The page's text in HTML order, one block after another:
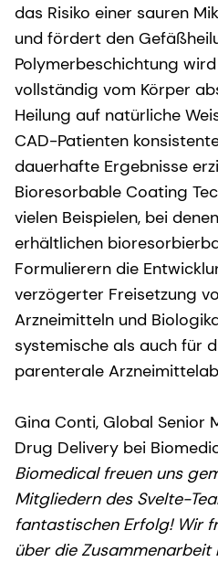
das Risiko einer sauren
und fördert den
Polymerbeschichtung
vollständig vom Körper
Heilung auf natürliche
CAD-Patienten
dauerhafte Ergebnisse
Bioresorbable Coating
vielen Beispielen, bei
erhältlichen
Formulierern die
verzögerter Freisetzung
Arzneimitteln und
systemische als auch für
parenterale
Gina Conti, Global Senior
Drug Delivery bei
Biomedical freuen uns
Mitgliedern des Svelte-
fantastischen Erfolg! Wir
über die Zusammenarbeit